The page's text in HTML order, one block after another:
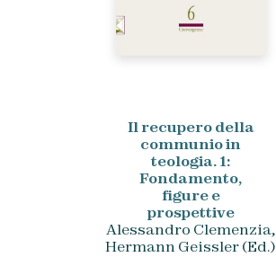
Il recupero della
communio in
teologia. 1:
Fondamento,
figure e
prospettive
Alessandro Clemenzia,
Hermann Geissler (ed.)